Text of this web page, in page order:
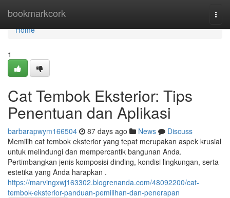
bookmarkcork
Home
Home
1
Cat Tembok Eksterior: Tips
Penentuan dan Aplikasi
barbarapwym166504 87 days ago News
Discuss
Memilih cat tembok eksterior yang tepat merupakan aspek krusial
untuk melindungi dan mempercantik bangunan Anda.
Pertimbangkan jenis komposisi dinding, kondisi lingkungan, serta
estetika yang Anda harapkan .
https://marvingxwj163302.blogrenanda.com/48092200/cat-
tembok-eksterior-panduan-pemilihan-dan-penerapan